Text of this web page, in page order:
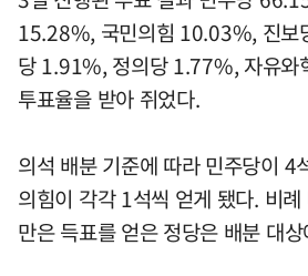
15.28%, 국민의힘 10.03%, 진보
당 1.91%, 정의당 1.77%, 자유와
투표율을 받아 쥐었다.
의석 배분 기준에 따라 민주당이 4
의힘이 각각 1석씩 얻게 됐다. 비
만은 득표를 얻은 정당은 배분 대